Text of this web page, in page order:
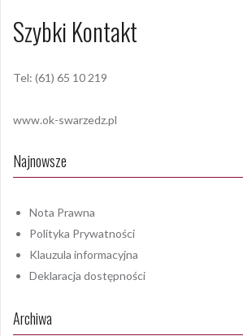
Szybki Kontakt
Tel: (61) 65 10 219
www.ok-swarzedz.pl
Najnowsze
Nota Prawna
Polityka Prywatności
Klauzula informacyjna
Deklaracja dostępności
Archiwa